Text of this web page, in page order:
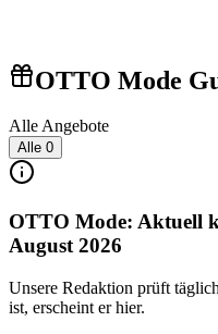
OTTO Mode
Alle Angebote
Alle 0
OTTO Mode: Aktuell
August 2026
Unsere Redaktion prüft
ist, erscheint er hier.